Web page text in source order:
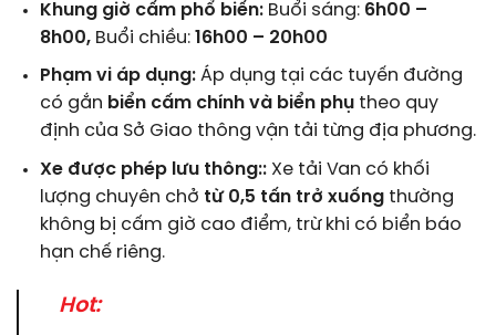
Khung giờ cấm phổ biến: Buổi sáng: 6h00 –
8h00, Buổi chiều: 16h00 – 20h00
Phạm vi áp dụng:Áp dụng tại các tuyến đường
có gắn biển cấm chính và biển phụtheo quy
định của Sở Giao thông vận tải từng địa phương.
Xe được phép lưu thông::Xe tải Van có khối
lượng chuyên chở từ 0,5 tấn trở xuốngthường
không bị cấm giờ cao điểm, trừ khi có biển báo
hạn chế riêng.
Hot: